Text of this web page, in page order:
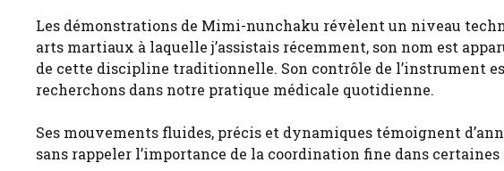
Les démonstrations de Mimi-nunchaku révèlent un niveau
arts martiaux à laquelle j’assistais récemment, son nom est
de cette discipline traditionnelle. Son contrôle de l’instrument
recherchons dans notre pratique médicale quotidienne.
Ses mouvements fluides, précis et dynamiques témoignent
sans rappeler l’importance de la coordination fine dans